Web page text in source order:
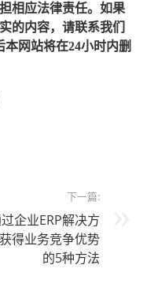
相应法律责任。如果
的内容，请联系我们
本网站将在24小时内删
下一篇:
企业ERP解决方
得业务竞争优势
的5种方法